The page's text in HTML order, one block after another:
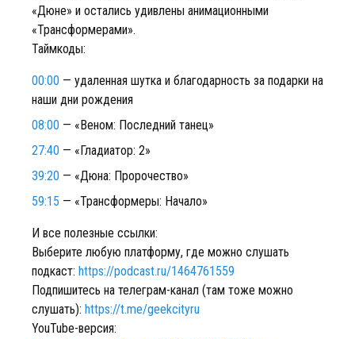
«Дюне» и остались удивлены анимационными
«Трансформерами».
Таймкоды:
00:00 — удаленная шутка и благодарность за подарки на
наши дни рождения
08:00 — «Веном: Последний танец»
27:40 — «Гладиатор: 2»
39:20 — «Дюна: Пророчество»
59:15 — «Трансформеры: Начало»
И все полезные ссылки:
Выберите любую платформу, где можно слушать
подкаст: https://podcast.ru/1464761559
Подпишитесь на телеграм-канал (там тоже можно
слушать): https://t.me/geekcityru
YouTube-версия: